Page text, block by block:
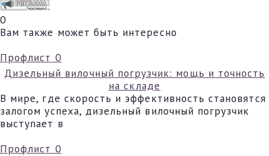
0
Вам также может быть интересно
Профлист 0
Дизельный вилочный погрузчик: мощь и точность
на складе
В мире, где скорость и эффективность становятся
залогом успеха, дизельный вилочный погрузчик
выступает в
Профлист 0